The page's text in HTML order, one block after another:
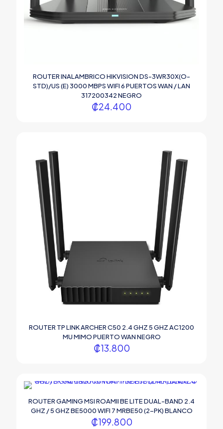
ROUTER INALAMBRICO HIKVISION DS-3WR30X(O-
STD)/US (E) 3000 MBPS WIFI 6 PUERTOS WAN / LAN
317200342 NEGRO
₡24.400
ROUTER TP LINK ARCHER C50 2.4 GHZ 5 GHZ AC1200
MU MIMO PUERTO WAN NEGRO
₡13.800
ROUTER GAMING MSI ROAMII BE LITE DUAL-BAND 2.4
GHZ / 5 GHZ BE5000 WIFI 7 MRBE50 (2-PK) BLANCO
₡199.800